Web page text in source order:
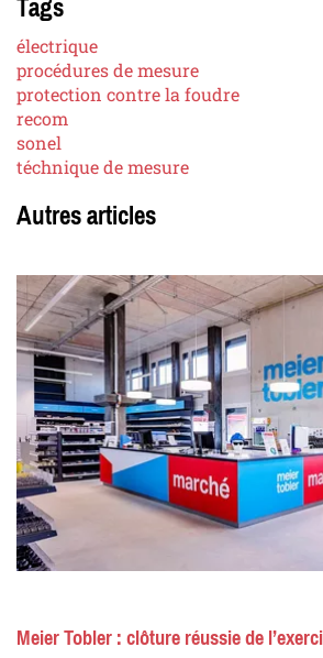
électrique
procédures de mesure
protection contre la foudre
recom
sonel
téchnique de mesure
Autres articles
Meier Tobler : clôture réussie de